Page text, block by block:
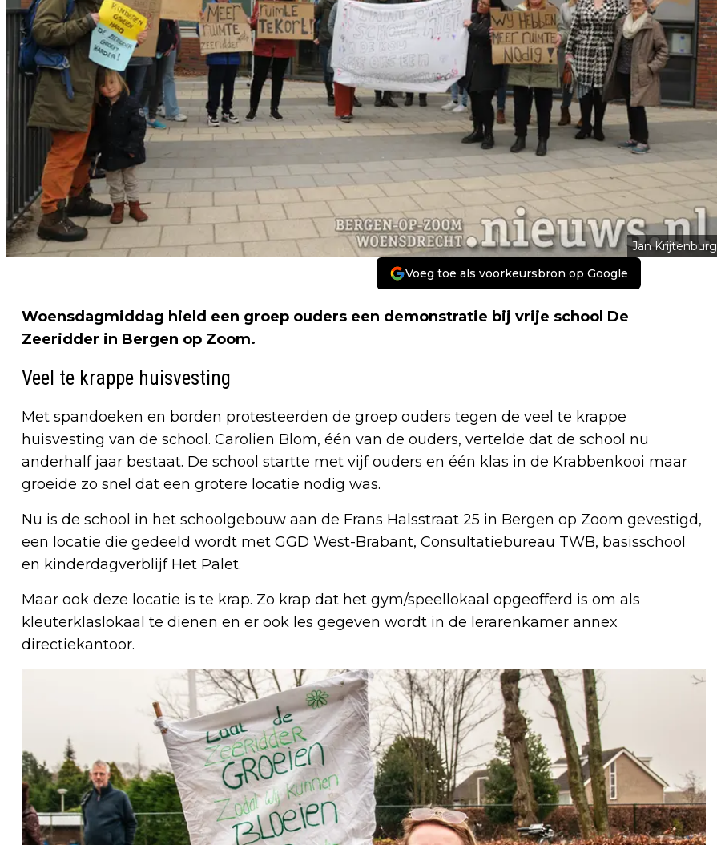
Jan Krijtenburg
Voeg toe als voorkeursbron op Google
Woensdagmiddag hield een groep ouders een demonstratie bij vrije school De
Zeeridder in Bergen op Zoom.
Veel te krappe huisvesting
Met spandoeken en borden protesteerden de groep ouders tegen de veel te krappe
huisvesting van de school. Carolien Blom, één van de ouders, vertelde dat de school nu
anderhalf jaar bestaat. De school startte met vijf ouders en één klas in de Krabbenkooi maar
groeide zo snel dat een grotere locatie nodig was.
Nu is de school in het schoolgebouw aan de Frans Halsstraat 25 in Bergen op Zoom gevestigd,
een locatie die gedeeld wordt met GGD West-Brabant, Consultatiebureau TWB, basisschool
en kinderdagverblijf Het Palet.
Maar ook deze locatie is te krap. Zo krap dat het gym/speellokaal opgeofferd is om als
kleuterklaslokaal te dienen en er ook les gegeven wordt in de lerarenkamer annex
directiekantoor.